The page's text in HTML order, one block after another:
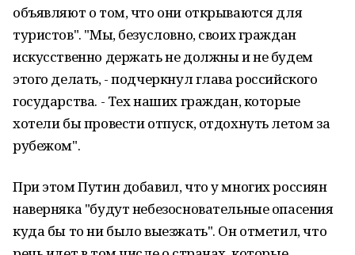
объявляют о том, что они открываются для
туристов". "Мы, безусловно, своих граждан
искусственно держать не должны и не будем
этого делать, - подчеркнул глава российского
государства. - Тех наших граждан, которые
хотели бы провести отпуск, отдохнуть летом за
рубежом".
При этом Путин добавил, что у многих россиян
наверняка "будут небезосновательные опасения
куда бы то ни было выезжать". Он отметил, что